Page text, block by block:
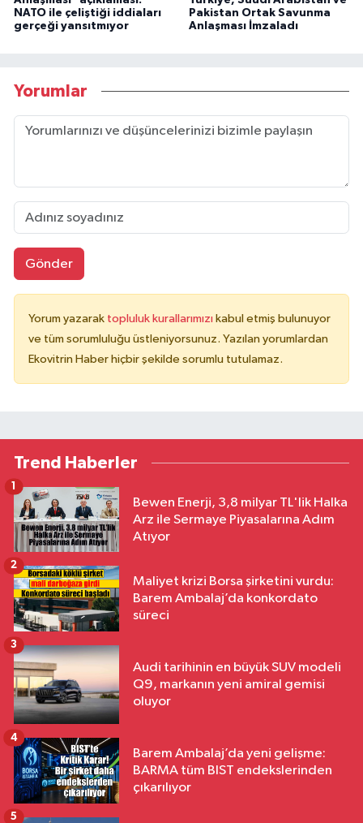
NATO ile çeliştiği iddiaları
gerçeği yansıtmıyor
Pakistan Ortak Savunma
Anlaşması İmzaladı
Yorumlar
Gönder
Yorum yazarak topluluk kurallarımızı kabul etmiş bulunuyor
ve tüm sorumluluğu üstleniyorsunuz. Yazılan yorumlardan
Ekovitrin Haber hiçbir şekilde sorumlu tutulamaz.
Trend Haberler
Bewen Enerji, 3,8 milyar TL'lik Halka
Arz ile Sermaye Piyasalarına Adım
Atıyor
1
Maliyet krizi Borsa şirketini vurdu:
Barem Ambalaj’da konkordato
süreci
2
Audi tarihinin en büyük SUV modeli
Q9, markanın yeni amiral gemisi
oluyor
3
Barem Ambalaj’da yeni gelişme:
BARMA tüm BIST endekslerinden
çıkarılıyor
4
5